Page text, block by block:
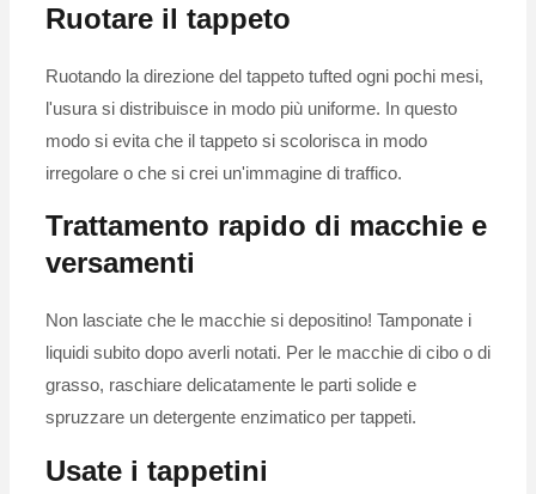
Ruotare il tappeto
Ruotando la direzione del tappeto tufted ogni pochi mesi,
l'usura si distribuisce in modo più uniforme. In questo
modo si evita che il tappeto si scolorisca in modo
irregolare o che si crei un'immagine di traffico.
Trattamento rapido di macchie e
versamenti
Non lasciate che le macchie si depositino! Tamponate i
liquidi subito dopo averli notati. Per le macchie di cibo o di
grasso, raschiare delicatamente le parti solide e
spruzzare un detergente enzimatico per tappeti.
Usate i tappetini